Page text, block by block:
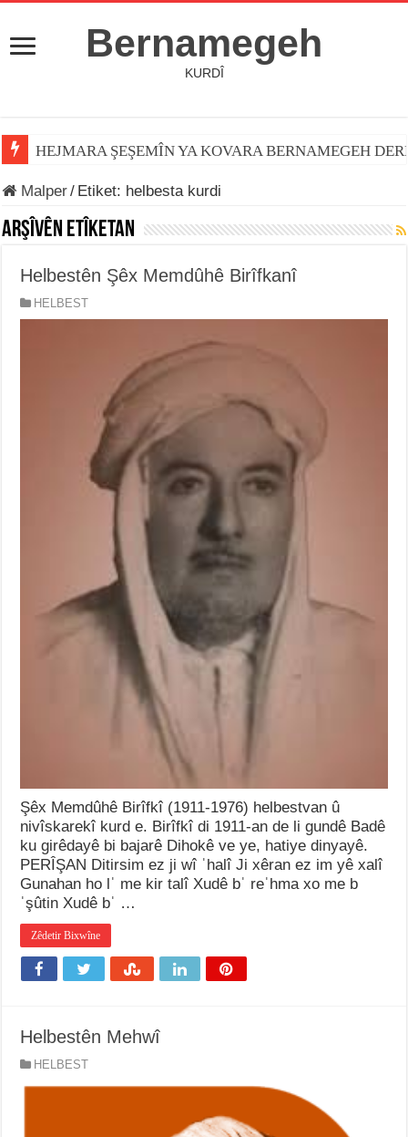
Bernamegeh
KURDÎ
HEJMARA ŞEŞEMÎN YA KOVARA BERNAMEGEH
Malper/ Etiket: helbesta kurdi
Arşîvên Etîketan
Helbestên Şêx Memdûhê Birîfkanî
HELBEST
Şêx Memdûhê Birîfkî (1911-1976) helbestvan û
nivîskarekî kurd e. Birîfkî di 1911-an de li gundê Badê
ku girêdayê bi bajarê Dihokê ve ye, hatiye dinyayê.
PERÎŞAN Ditirsim ez ji wî ˈhalî Ji xêran ez im yê xalî
Gunahan ho lˈ me kir talî Xudê bˈ reˈhma xo me b
ˈşûtin Xudê bˈ …
Zêdetir Bixwîne
Helbestên Mehwî
HELBEST